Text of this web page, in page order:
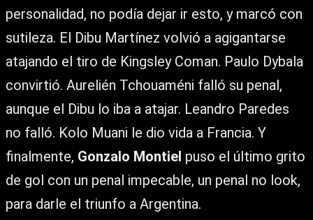
personalidad, no podía dejar ir esto, y marcó con
sutileza. El Dibu Martínez volvió a agigantarse
atajando el tiro de Kingsley Coman. Paulo Dybala
convirtió. Aurelién Tchouaméni falló su penal,
aunque el Dibu lo iba a atajar. Leandro Paredes
no falló. Kolo Muani le dio vida a Francia. Y
finalmente, Gonzalo Montiel puso el último grito
de gol con un penal impecable, un penal no look,
para darle el triunfo a Argentina.